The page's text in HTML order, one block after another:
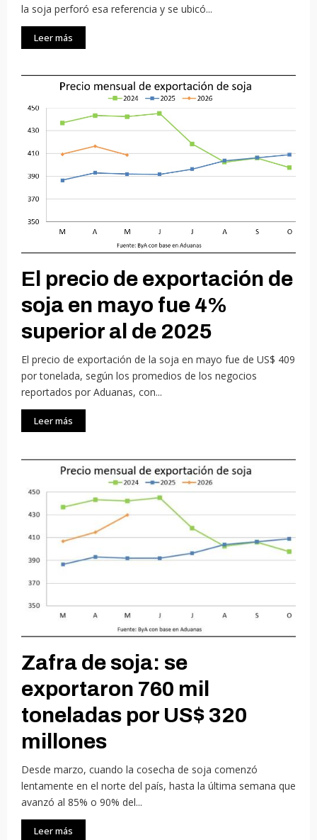
la soja perforó esa referencia y se ubicó...
Leer más
El precio de exportación de
soja en mayo fue 4%
superior al de 2025
El precio de exportación de la soja en mayo fue de US$ 409
por tonelada, según los promedios de los negocios
reportados por Aduanas, con...
Leer más
Zafra de soja: se
exportaron 760 mil
toneladas por US$ 320
millones
Desde marzo, cuando la cosecha de soja comenzó
lentamente en el norte del país, hasta la última semana que
avanzó al 85% o 90% del...
Leer más